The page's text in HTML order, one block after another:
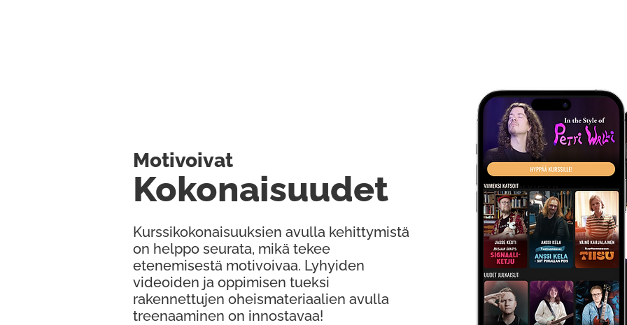
Kurssikokonaisuuksien avulla kehittymistä
on helppo seurata, mikä tekee
etenemisestä motivoivaa. Lyhyiden
videoiden ja oppimisen tueksi
rakennettujen oheismateriaalien avulla
treenaaminen on innostavaa!
Kokonaisuudet
Motivoivat